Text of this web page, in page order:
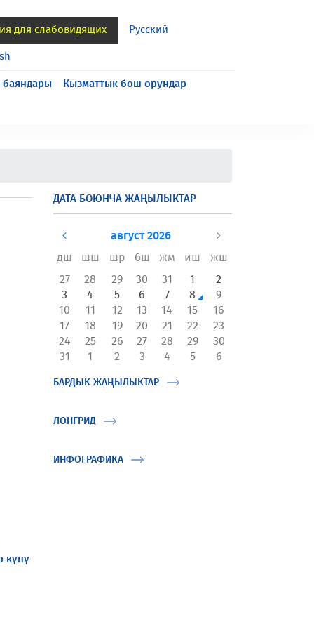
для слабовидящих Русский
Кызматтык бош орундар
күнү
ДАТА БОЮНЧА ЖАҢЫЛЫКТАР
август 2026
дш
шш шр бш жм иш
жш
27
28 29 30 31 1
2
3
4 5 6 7 8
9
10
11 12 13 14 15
16
17
18 19 20 21 22
23
24
25 26 27 28 29
30
31
1 2 3 4 5 6
БАРДЫК ЖАҢЫЛЫКТАР
ЛОНГРИД
ИНФОГРАФИКА